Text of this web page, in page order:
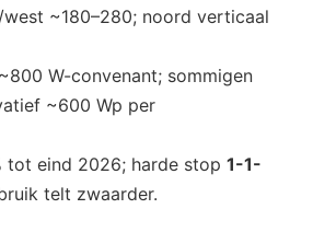
~180–280; noord verticaal
~800 W-convenant; sommigen
~600 Wp per
tot eind 2026; harde stop 1-1-
telt zwaarder.